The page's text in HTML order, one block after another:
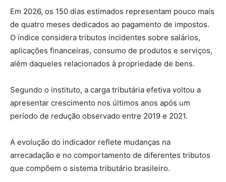
Em 2026, os 150 dias estimados representam pouco mais
de quatro meses dedicados ao pagamento de impostos.
O índice considera tributos incidentes sobre salários,
aplicações financeiras, consumo de produtos e serviços,
além daqueles relacionados à propriedade de bens.
Segundo o instituto, a carga tributária efetiva voltou a
apresentar crescimento nos últimos anos após um
período de redução observado entre 2019 e 2021.
A evolução do indicador reflete mudanças na
arrecadação e no comportamento de diferentes tributos
que compõem o sistema tributário brasileiro.